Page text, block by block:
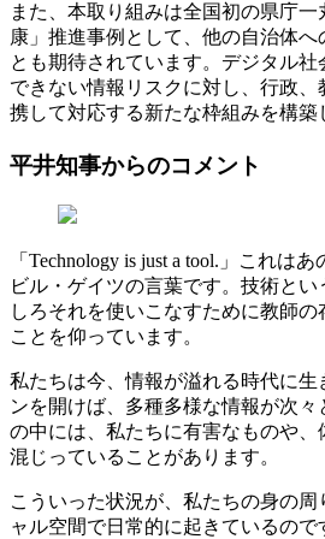
また、本取り組みは全国初の県庁
康」推進事例として、他の自治体へ
とも期待されています。デジタル
できない情報リスクに対し、行政
携して対応する新たな枠組みを構築
平井知事からのコメント
「Technology is just a tool.」これは
ビル・ゲイツの言葉です。技術と
しろそれを使いこなすために教師の
ことを仰っています。
私たちは今、情報が溢れる時代に生
ンを開けば、多種多様な情報が次
の中には、私たちに有害なものや、
混じっていることがあります。
こういった状況が、私たちの身の
ャル空間で日常的に起きているの